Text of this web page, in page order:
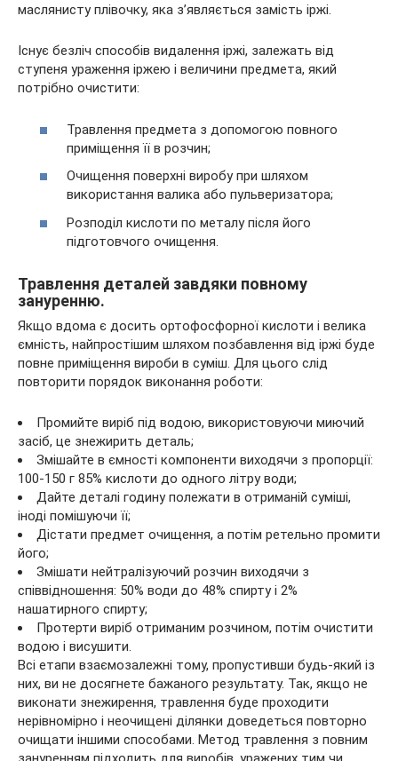
маслянисту плівочку, яка з’являється замість іржі.
Існує безліч способів видалення іржі, залежать від
ступеня ураження іржею і величини предмета, який
потрібно очистити:
Травлення предмета з допомогою повного
приміщення її в розчин;
Очищення поверхні виробу при шляхом
використання валика або пульверизатора;
Розподіл кислоти по металу після його
підготовчого очищення.
Травлення деталей завдяки повному
зануренню.
Якщо вдома є досить ортофосфорної кислоти і велика
ємність, найпростішим шляхом позбавлення від іржі буде
повне приміщення вироби в суміш. Для цього слід
повторити порядок виконання роботи:
Промийте виріб під водою, використовуючи миючий
засіб, це знежирить деталь;
Змішайте в ємності компоненти виходячи з пропорції:
100-150 г 85% кислоти до одного літру води;
Дайте деталі годину полежати в отриманій суміші,
іноді помішуючи її;
Дістати предмет очищення, а потім ретельно промити
його;
Змішати нейтралізуючий розчин виходячи з
співвідношення: 50% води до 48% спирту і 2%
нашатирного спирту;
Протерти виріб отриманим розчином, потім очистити
водою і висушити.
Всі етапи взаємозалежні тому, пропустивши будь-який із
них, ви не досягнете бажаного результату. Так, якщо не
виконати знежирення, травлення буде проходити
нерівномірно і неочищені ділянки доведеться повторно
очищати іншими способами. Метод травлення з повним